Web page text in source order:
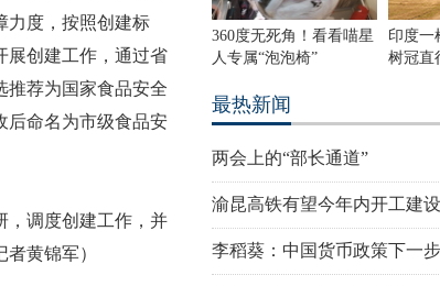
力度，按照创建标
展创建工作，通过省
推荐为国家食品安全
后命名为市级食品安
，调度创建工作，并
黄锦军）
360度无死角！看看喵星
人专属“泡泡椅”
印度一
树冠直
最热新闻
两会上的“部长通道”
渝昆高铁有望今年内开工建设
李稻葵：中国货币政策下一